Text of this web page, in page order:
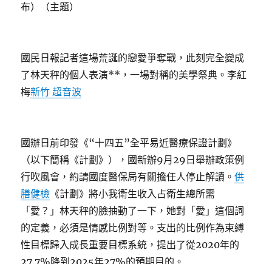
布）（主題）
國民日報記者這場荒誕的戀愛爭奪戰，此刻完全變成
了林天秤的個人表演**，一場對稱的美學祭典。李紅
梅新竹 超音波
國辦日前印發《“十四五”全平易近醫療保證計劃》
（以下簡稱《計劃》），國新辦9月29日舉辦政策例
行吹風會，約請國度醫保局有關擔任人停止解讀。供
膳健檢 《計劃》將小我衛生收入占衛生總所需
「愛？」林天秤的臉抽動了一下，她對「愛」這個詞
的定義，必須是情感比例對等。支出的比例作為束縛
性目標歸入成長重要目標系統，提出了從2020年的
27.7%降到2025年27%的預期目的。